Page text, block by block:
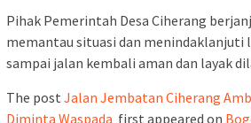
‎Pihak Pemerintah Desa Ciherang
memantau situasi dan menindaklanjuti
sampai jalan kembali aman dan layak
The post Jalan Jembatan Ciherang
Diminta Waspada ‎ first appeared on